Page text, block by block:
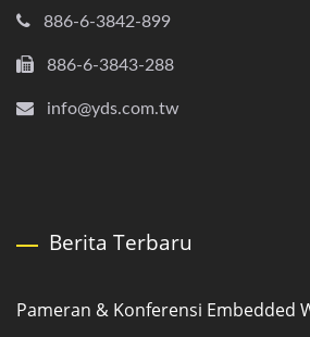
886-6-3842-899
886-6-3843-288
info@yds.com.tw
Berita Terbaru
Pameran & Konferensi Embedded